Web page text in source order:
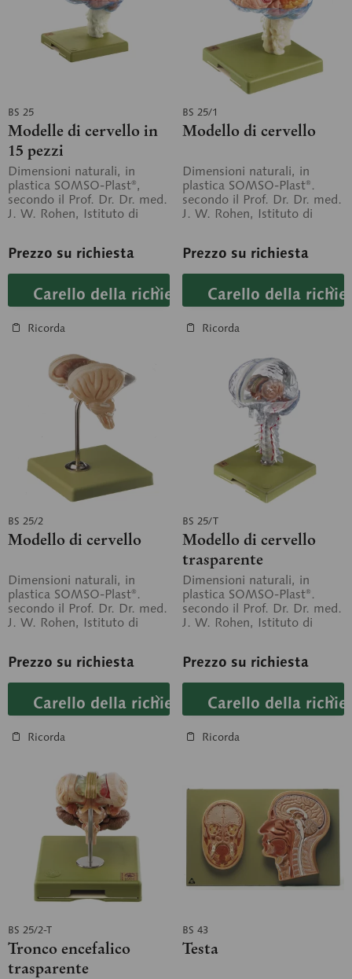
BS 25
Modelle di cervello in
15 pezzi
Dimensioni naturali, in
plastica SOMSO-Plast®,
secondo il Prof. Dr. Dr. med.
J. W. Rohen, Istituto di
Prezzo su richiesta
Carello della richiesta
Ricorda
BS 25/1
Modello di cervello
Dimensioni naturali, in
plastica SOMSO-Plast®.
secondo il Prof. Dr. Dr. med.
J. W. Rohen, Istituto di
Prezzo su richiesta
Carello della
Ricorda
BS 25/2
Modello di cervello
Dimensioni naturali, in
plastica SOMSO-Plast®.
secondo il Prof. Dr. Dr. med.
J. W. Rohen, Istituto di
Prezzo su richiesta
Carello della richiesta
Ricorda
BS 25/T
Modello di cervello
trasparente
Dimensioni naturali, in
plastica SOMSO-Plast®.
secondo il Prof. Dr. Dr. med.
J. W. Rohen, Istituto di
Prezzo su richiesta
Carello della
Ricorda
BS 25/2-T
Tronco encefalico
trasparente
BS 43
Testa